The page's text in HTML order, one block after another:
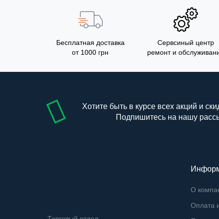
Бесплатная доставка
от 1000 грн
Сервсиный центр
ремонт и
Хотите быть в курсе всех акций и
Подпишитесь на нашу
О
Оплата